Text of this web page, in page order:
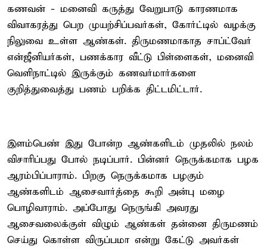
கணவன் - மனைவி கருத்து வேறுபாடு காரணமாக
விவாகரத்து பெற முயற்சிப்பவர்கள், கோர்ட்டில் வழக்கு
நிலுவை உள்ள ஆண்கள். திருமணமாகாத சாப்ட்வேர்
என்ஜீனியர்கள், பணக்கார வீட்டு பிள்ளைகள், மனைவி
வெளிநாட்டில் இருக்கும் கணவர்மார்களை
குறித்துவைத்து பணம் பறிக்க திட்டமிட்டார்.
இளம்பெண் இது போன்ற ஆண்களிடம் முதலில் நலம்
விசாரிப்பது போல் நடிப்பார். பின்னர் நெருக்கமாக பழக
ஆரம்பிப்பாராம். பிறகு நெருக்கமாக பழகும்
ஆண்களிடம் ஆசைவார்த்தை கூறி அன்பு மழை
பொழிவாராம். அப்போது நெருங்கி அவரது
ஆசைவலைக்குள் விழும் ஆண்கள் தன்னை திருமணம்
செய்து கொள்ள விருப்பமா என்று கேட்டு அவர்கள்